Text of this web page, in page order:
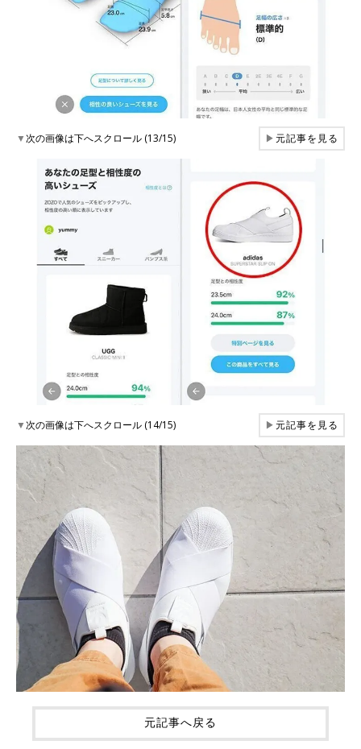
▼次の画像は下へスクロール (13/15) ▶元記事を見る
▼次の画像は下へスクロール (14/15) ▶元記事を見る
元記事へ戻る